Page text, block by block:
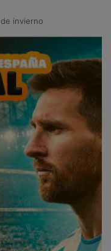
invierno